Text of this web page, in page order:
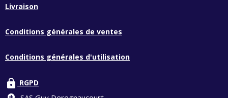
Livraison
Conditions générales de ventes
Conditions générales d'utilisation
lock RGPD